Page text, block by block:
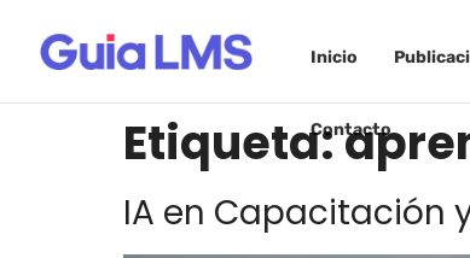
Inicio
Contacto
Etiqueta:
IA en Capacitación